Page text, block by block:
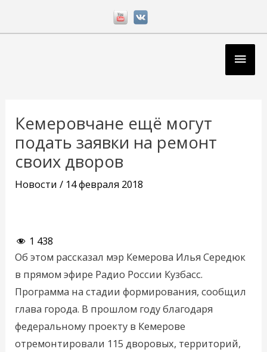
Кемеровчане ещё могут
подать заявки на ремонт
своих дворов
Новости / 14 февраля 2018
1 438
Об этом рассказал мэр Кемерова Илья Середюк
в прямом эфире Радио России Кузбасс.
Программа на стадии формирования, сообщил
глава города. В прошлом году благодаря
федеральному проекту в Кемерове
отремонтировали 115 дворовых, территорий,
записям